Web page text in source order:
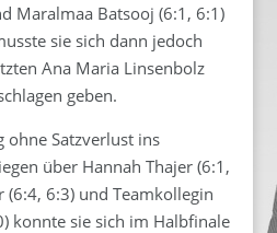
Maralmaa Batsooj (6:1, 6:1)
sie sich dann jedoch
Ana Maria Linsenbolz
geben.
ohne Satzverlust ins
über Hannah Thajer (6:1,
(6:4, 6:3) und Teamkollegin
konnte sie sich im Halbfinale